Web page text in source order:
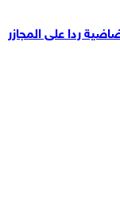
ردا على المجازر